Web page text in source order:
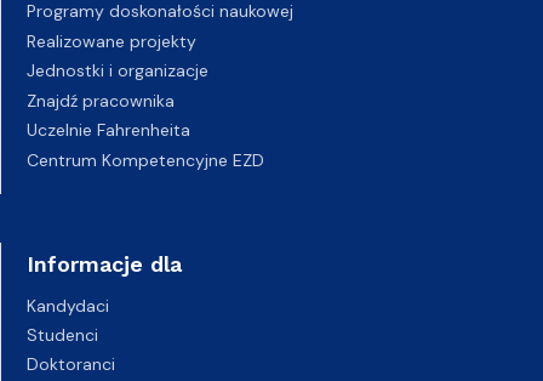
Programy doskonałości naukowej
Realizowane projekty
Jednostki i organizacje
Znajdź pracownika
Uczelnie Fahrenheita
Centrum Kompetencyjne EZD
Informacje dla
Kandydaci
Studenci
Doktoranci